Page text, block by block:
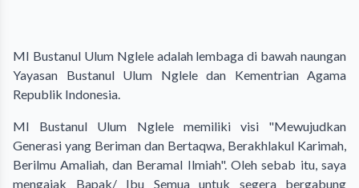
MI Bustanul Ulum Nglele adalah lembaga di bawah naungan
Yayasan Bustanul Ulum Nglele dan Kementrian Agama
Republik Indonesia.
MI Bustanul Ulum Nglele memiliki visi "Mewujudkan
Generasi yang Beriman dan Bertaqwa, Berakhlakul Karimah,
Berilmu Amaliah, dan Beramal Ilmiah". Oleh sebab itu, saya
mengajak Bapak/ Ibu Semua untuk segera bergabung